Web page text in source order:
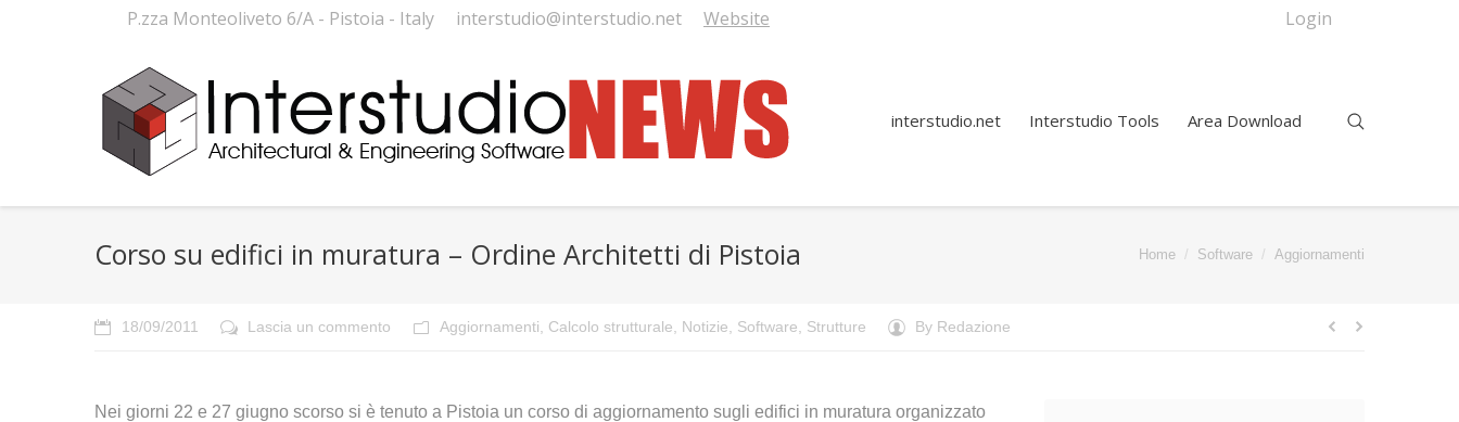
P.zza Monteoliveto 6/A - Pistoia - Italy interstudio@interstudio.net Website Login
interstudio.net Interstudio Tools Area Download
Corso su edifici in muratura – Ordine Architetti di Pistoia You are here:Home Software Aggiornamenti
18/09/2011 Lascia un commento Aggiornamenti Calcolo strutturale Notizie Software Strutture By Redazione
Nei giorni 22 e 27 giugno scorso si è tenuto a Pistoia un corso di aggiornamento sugli edifici in muratura organizzato